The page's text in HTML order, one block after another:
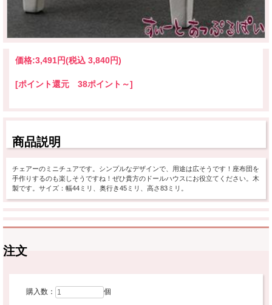
価格:3,491円(税込 3,840円)
[ポイント還元 38ポイント～]
商品説明
チェアーのミニチュアです。シンプルなデザインで、用途は広そうです！座布団を
手作りするのも楽しそうですね！ぜひ貴方のドールハウスにお役立てください。木
製です。サイズ：幅44ミリ、奥行き45ミリ、高さ83ミリ。
注文
購入数： 個